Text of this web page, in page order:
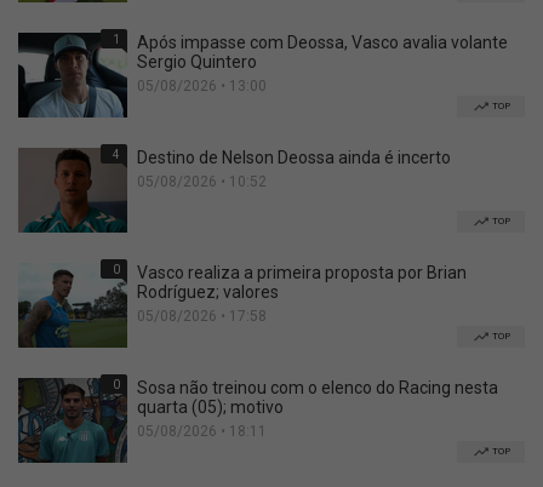
1
Após impasse com Deossa, Vasco avalia volante
Sergio Quintero
05/08/2026 • 13:00
TOP
4 Destino de Nelson Deossa ainda é incerto
05/08/2026 • 10:52
TOP
0
Vasco realiza a primeira proposta por Brian
Rodríguez; valores
05/08/2026 • 17:58
TOP
0
Sosa não treinou com o elenco do Racing nesta
quarta (05); motivo
05/08/2026 • 18:11
TOP